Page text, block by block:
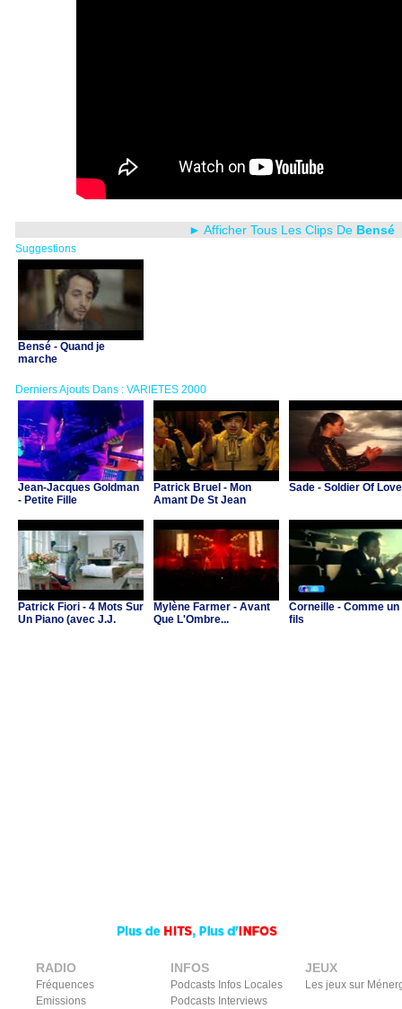
► Afficher Tous Les Clips De Bensé
Suggestions
Bensé - Quand je
marche
Derniers Ajouts Dans : VARIETES 2000
Jean-Jacques Goldman
- Petite Fille
Patrick Bruel - Mon
Amant De St Jean
Sade - Soldier Of Love
Patrick Fiori - 4 Mots Sur
Un Piano (avec J.J.
Mylène Farmer - Avant
Que L'Ombre...
Corneille - Comme un
fils
RADIO
Fréquences
Emissions
INFOS
Podcasts Infos Locales
Podcasts Interviews
JEUX
Les jeux sur